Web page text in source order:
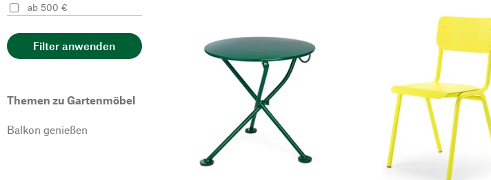
Manufactum
PLUS
TIPTOE
Weltevree
ab 500 €
Filter anwenden
Themen zu Gartenmöbel
Balkon genießen